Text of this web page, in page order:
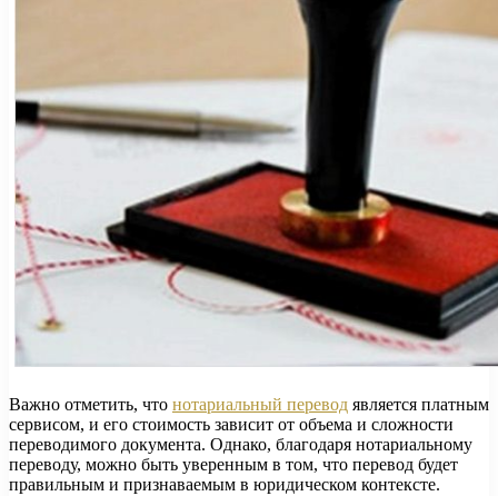
Важно отметить, что нотариальный перевод является платным
сервисом, и его стоимость зависит от объема и сложности
переводимого документа. Однако, благодаря нотариальному
переводу, можно быть уверенным в том, что перевод будет
правильным и признаваемым в юридическом контексте.